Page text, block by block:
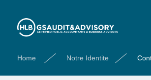
Home Notre Identite